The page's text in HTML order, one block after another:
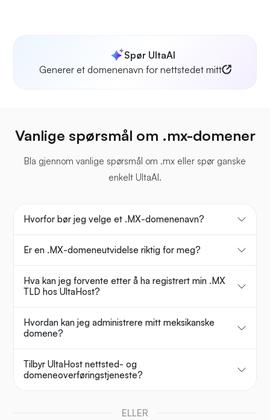
Spør UltaAI
Generer et domenenavn for nettstedet mitt
Vanlige spørsmål om .mx-domener
Bla gjennom vanlige spørsmål om .mx eller spør ganske
enkelt UltaAI.
Hvorfor bør jeg velge et .MX-domenenavn?
Er en .MX-domeneutvidelse riktig for meg?
Hva kan jeg forvente etter å ha registrert min .MX
TLD hos UltaHost?
Hvordan kan jeg administrere mitt meksikanske
domene?
Tilbyr UltaHost nettsted- og
domeneoverføringstjeneste?
ELLER